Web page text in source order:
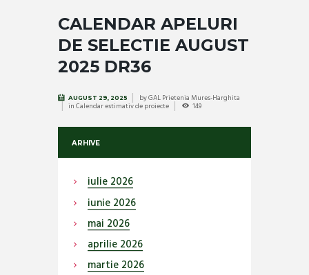
CALENDAR APELURI
DE SELECTIE AUGUST
2025 DR36
AUGUST 29, 2025 byGAL Prietenia Mures-Harghita
inCalendar estimativ de proiecte 149
ARHIVE
iulie 2026
iunie 2026
mai 2026
aprilie 2026
martie 2026